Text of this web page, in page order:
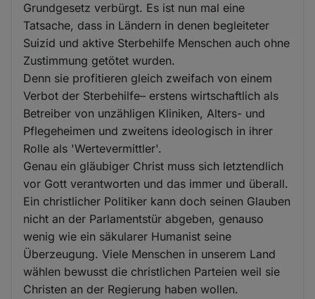
Grundgesetz verbürgt. Es ist nun mal eine
Tatsache, dass in Ländern in denen begleiteter
Suizid und aktive Sterbehilfe Menschen auch ohne
Zustimmung getötet wurden.
Denn sie profitieren gleich zweifach von einem
Verbot der Sterbehilfe– erstens wirtschaftlich als
Betreiber von unzähligen Kliniken, Alters- und
Pflegeheimen und zweitens ideologisch in ihrer
Rolle als 'Wertevermittler'.
Genau ein gläubiger Christ muss sich letztendlich
vor Gott verantworten und das immer und überall.
Ein christlicher Politiker kann doch seinen Glauben
nicht an der Parlamentstür abgeben, genauso
wenig wie ein säkularer Humanist seine
Überzeugung. Viele Menschen in unserem Land
wählen bewusst die christlichen Parteien weil sie
Christen an der Regierung haben wollen.